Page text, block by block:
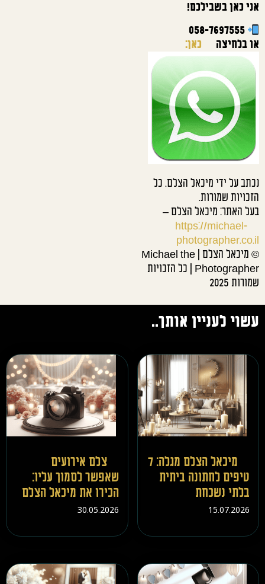
אני כאן בשבילכם!
058-7697555
או בלחיצה
כאן:
נכתב על ידי מיכאל הצלם. כל
הזכויות שמורות.
בעל האתר: מיכאל הצלם –
https://michael-
photographer.co.il
© מיכאל הצלם | Michael the
Photographer | כל הזכויות
שמורות 2025
עשוי לעניין אותך..
מיכאל הצלם מגלה: 7
טיפים לחתונה ביתית
בלתי נשכחת
15.07.2026
צלם אירועים
שאפשר לסמוך עליו:
הכירו את מיכאל הצלם
30.05.2026